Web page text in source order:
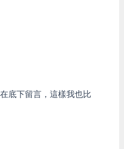
底下留言，這樣我也比